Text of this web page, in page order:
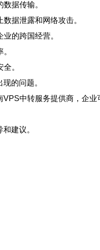
据传输。
据泄露和网络攻击。
的跨国经营。
。
的问题。
中转服务提供商，企
建议。